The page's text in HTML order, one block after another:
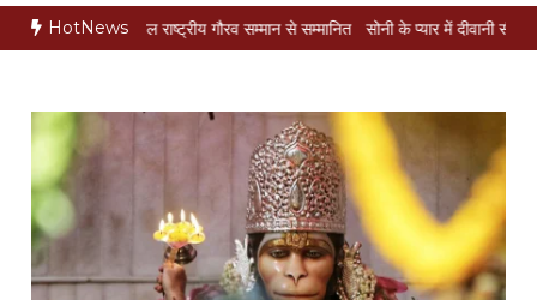
HotNews
गोयल राष्ट्रीय गौरव सम्मान से सम्मानित सोनी के प्यार में दीवानी सीता पहुंची मेरठ सोनी